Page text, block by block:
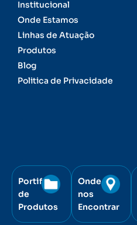
Institucional
Onde Estamos
Linhas de Atuação
Produtos
Blog
Politica de Privacidade
Portifólio
de
Produtos
Onde
nos
Encontrar